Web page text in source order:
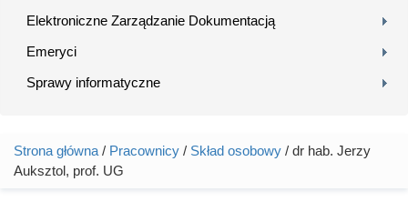
Elektroniczne Zarządzanie Dokumentacją
Emeryci
Sprawy informatyczne
Jesteś tutaj
Strona główna / Pracownicy / Skład osobowy / dr hab. Jerzy
Auksztol, prof. UG